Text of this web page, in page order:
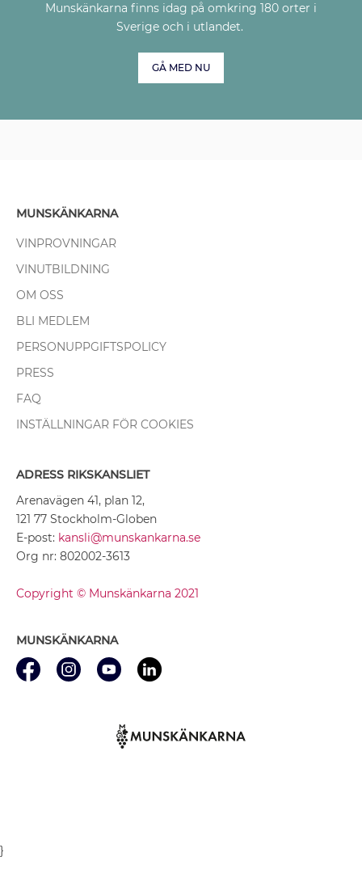
Munskänkarna finns idag på omkring 180 orter i
Sverige och i utlandet.
GÅ MED NU
MUNSKÄNKARNA
VINPROVNINGAR
VINUTBILDNING
OM OSS
BLI MEDLEM
PERSONUPPGIFTSPOLICY
PRESS
FAQ
INSTÄLLNINGAR FÖR COOKIES
ADRESS RIKSKANSLIET
Arenavägen 41, plan 12,
121 77 Stockholm-Globen
E-post: kansli@munskankarna.se
Org nr: 802002-3613
Copyright © Munskänkarna 2021
MUNSKÄNKARNA
}